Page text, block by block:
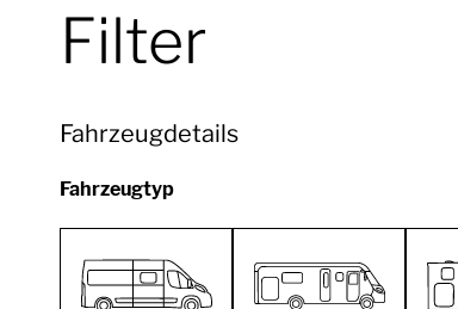
Filter
Fahrzeugdetails
Fahrzeugtyp